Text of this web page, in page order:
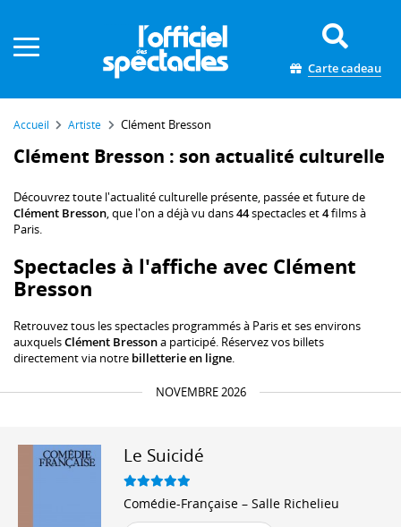
Carte cadeau
Accueil Artiste Clément Bresson
Clément Bresson : son actualité culturelle
Découvrez toute l'actualité culturelle présente, passée et future de
Clément Bresson, que l'on a déjà vu dans44spectacles et4films à
Paris.
Spectacles à l'affiche avec Clément
Bresson
Retrouvez tous les spectacles programmés à Paris et ses environs
auxquelsClément Bressona participé. Réservez vos billets
directement via notre billetterie en ligne.
NOVEMBRE 2026
Le Suicidé
Comédie-Française – Salle Richelieu